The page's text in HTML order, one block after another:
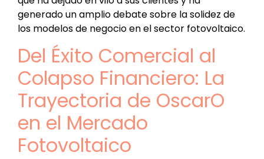
generado un amplio debate sobre la solidez de
los modelos de negocio en el sector fotovoltaico.
Del Éxito Comercial al
Colapso Financiero: La
Trayectoria de OscarO
en el Mercado
Fotovoltaico